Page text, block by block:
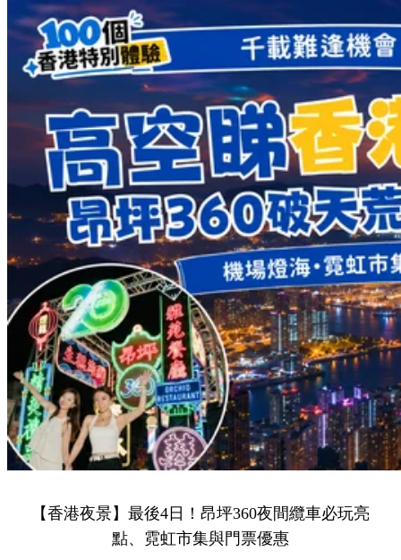
【香港夜景】最後4日！昂坪360夜間纜車必玩亮
點、霓虹市集與門票優惠